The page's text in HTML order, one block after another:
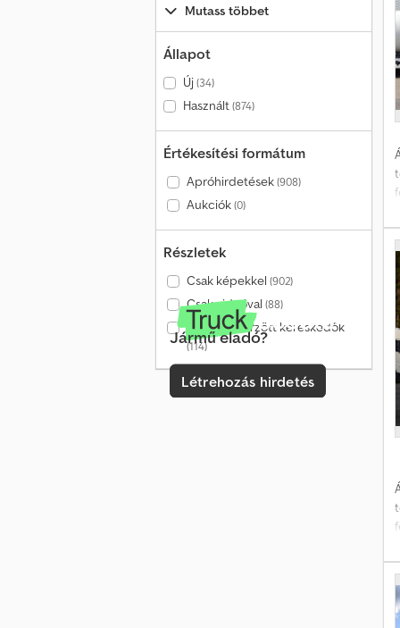
Mutass többet
Állapot
Új(34)
Használt(874)
Értékesítési formátum
Apróhirdetések(908)
Aukciók(0)
Részletek
Csak képekkel (902)
Csak videóval (88)
Csak ellenőrzött kereskedők
(114)
Jármű eladó?
Létrehozás hirdetés